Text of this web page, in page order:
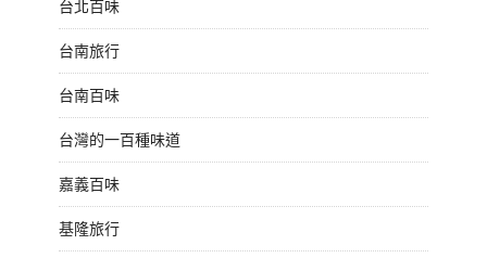
台北百味
台南旅行
台南百味
台灣的一百種味道
嘉義百味
基隆旅行